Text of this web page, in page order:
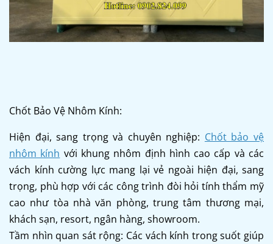
Chốt Bảo Vệ Nhôm Kính:
Hiện đại, sang trọng và chuyên nghiệp: Chốt bảo vệ
nhôm kính với khung nhôm định hình cao cấp và các
vách kính cường lực mang lại vẻ ngoài hiện đại, sang
trọng, phù hợp với các công trình đòi hỏi tính thẩm mỹ
cao như tòa nhà văn phòng, trung tâm thương mại,
khách sạn, resort, ngân hàng, showroom.
Tầm nhìn quan sát rộng: Các vách kính trong suốt giúp